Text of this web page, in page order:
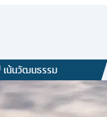
เน้นวัฒนธรรม